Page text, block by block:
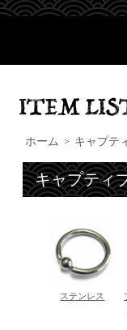
ホーム > キャプテ
キャプティ
ステンレス